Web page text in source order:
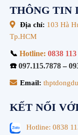
THÔNG TIN
Địa chỉ: 103 Hà
Tp.HCM
📞 Hotline: 0838 113
☎️ 097.115.7878–
Email:
KẾT NỐI
Hotline: 0838